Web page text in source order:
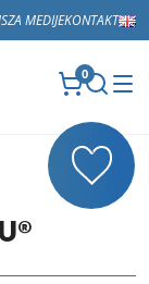
ZA MEDIJEKONTAKT
0